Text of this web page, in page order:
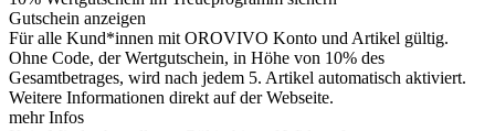
Gutschein anzeigen
Für alle Kund*innen mit OROVIVO Konto und Artikel gültig.
Ohne Code, der Wertgutschein, in Höhe von 10% des
Gesamtbetrages, wird nach jedem 5. Artikel automatisch aktiviert.
Weitere Informationen direkt auf der Webseite.
mehr Infos